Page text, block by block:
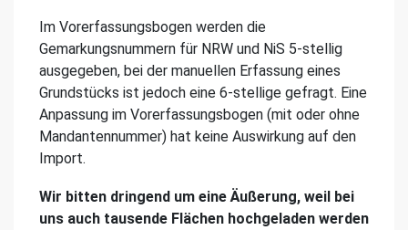
Im Vorerfassungsbogen werden die
Gemarkungsnummern für NRW und NiS 5-stellig
ausgegeben, bei der manuellen Erfassung eines
Grundstücks ist jedoch eine 6-stellige gefragt. Eine
Anpassung im Vorerfassungsbogen (mit oder ohne
Mandantennummer) hat keine Auswirkung auf den
Import.
Wir bitten dringend um eine Äußerung, weil bei
uns auch tausende Flächen hochgeladen werden